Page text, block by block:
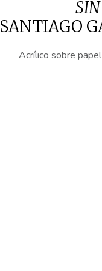
SANTIAGO
Acrílico sobre